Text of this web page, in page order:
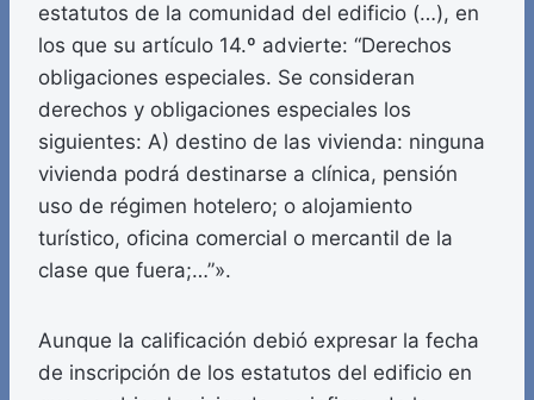
estatutos de la comunidad del edificio (…), en
los que su artículo 14.º advierte: “Derechos
obligaciones especiales. Se consideran
derechos y obligaciones especiales los
siguientes: A) destino de las vivienda: ninguna
vivienda podrá destinarse a clínica, pensión
uso de régimen hotelero; o alojamiento
turístico, oficina comercial o mercantil de la
clase que fuera;…”».
Aunque la calificación debió expresar la fecha
de inscripción de los estatutos del edificio en